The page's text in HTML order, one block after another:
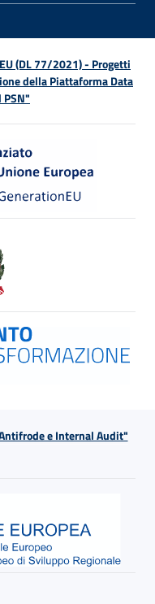
(DL 77/2021) - Progetti
della Piattaforma Data
PSN"
e Internal Audit"